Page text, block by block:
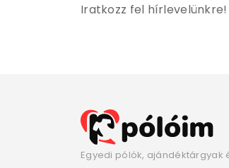
Iratkozz fel hírlevelünkre!
Egyedi pólók, ajándéktárgyak